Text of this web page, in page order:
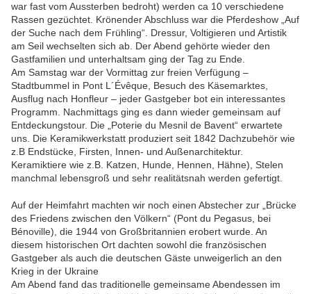
war fast vom Aussterben bedroht) werden ca 10 verschiedene
Rassen gezüchtet. Krönender Abschluss war die Pferdeshow „Auf
der Suche nach dem Frühling“. Dressur, Voltigieren und Artistik
am Seil wechselten sich ab. Der Abend gehörte wieder den
Gastfamilien und unterhaltsam ging der Tag zu Ende.
Am Samstag war der Vormittag zur freien Verfügung –
Stadtbummel in Pont L´Évêque, Besuch des Käsemarktes,
Ausflug nach Honfleur – jeder Gastgeber bot ein interessantes
Programm. Nachmittags ging es dann wieder gemeinsam auf
Entdeckungstour. Die „Poterie du Mesnil de Bavent“ erwartete
uns. Die Keramikwerkstatt produziert seit 1842 Dachzubehör wie
z.B Endstücke, Firsten, Innen- und Außenarchitektur.
Keramiktiere wie z.B. Katzen, Hunde, Hennen, Hähne), Stelen
manchmal lebensgroß und sehr realitätsnah werden gefertigt.
Auf der Heimfahrt machten wir noch einen Abstecher zur „Brücke
des Friedens zwischen den Völkern“ (Pont du Pegasus, bei
Bénoville), die 1944 von Großbritannien erobert wurde. An
diesem historischen Ort dachten sowohl die französischen
Gastgeber als auch die deutschen Gäste unweigerlich an den
Krieg in der Ukraine
Am Abend fand das traditionelle gemeinsame Abendessen im